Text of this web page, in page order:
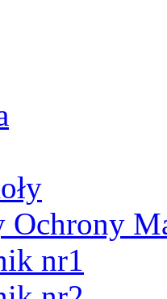
Ochrony
nr1